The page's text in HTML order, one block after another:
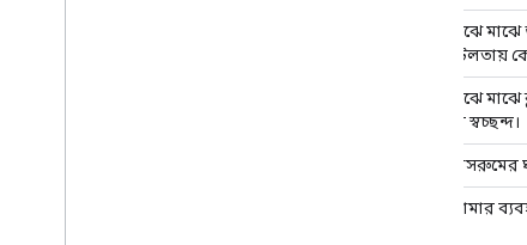
আমি মাঝে
কম জটিলতায়
আমি মাঝে মাঝে
ব্যবহারে স্বচ্ছন্দ।
আমি ক্লাসরুমের
আমি আমার